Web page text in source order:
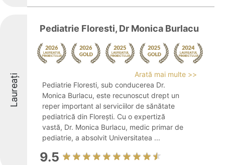
Laureați
Pediatrie Floresti, Dr Monica Burlacu
Arată mai multe >>
Pediatrie Floresti, sub conducerea Dr.
Monica Burlacu, este recunoscut drept un
reper important al serviciilor de sănătate
pediatrică din Florești. Cu o expertiză
vastă, Dr. Monica Burlacu, medic primar de
pediatrie, a absolvit Universitatea ...
9.5